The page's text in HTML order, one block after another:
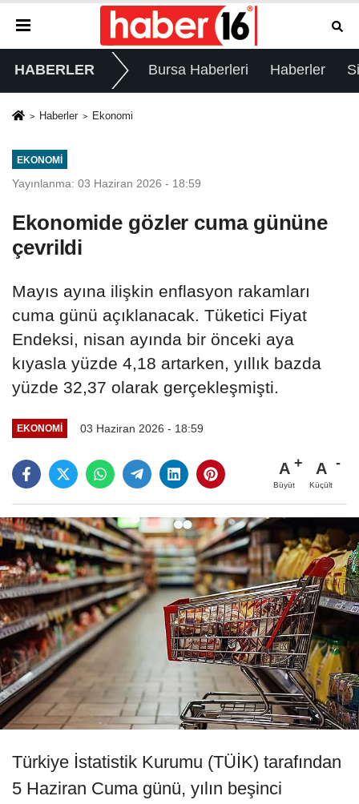
HABERLER Bursa Haberleri Haberler
Haberler Ekonomi
EKONOMI
Yayınlanma: 03 Haziran 2026 - 18:59
Ekonomide gözler cuma gününe
çevrildi
Mayıs ayına ilişkin enflasyon rakamları
cuma günü açıklanacak. Tüketici Fiyat
Endeksi, nisan ayında bir önceki aya
kıyasla yüzde 4,18 artarken, yıllık bazda
yüzde 32,37 olarak gerçekleşmişti.
EKONOMI 03 Haziran 2026 - 18:59
A
Büyüt
A
Küçült
Türkiye İstatistik Kurumu (TÜİK) tarafından
5 Haziran Cuma günü, yılın beşinci